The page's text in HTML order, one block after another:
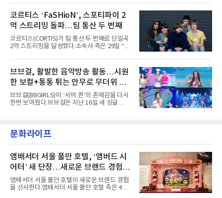
정적인 실력을 입증했고, 올해 '2026 어썸뮤직
페스티벌', '뷰티풀 민트 라이프 2026', '2026
heart(와일드 하트)’라는 제목이 붙은 콘셉트 포
토에는 멤버들의 본능적이고 야성적인 면모가
강렬하게 담겼다. 짙은 아이섀도와 푸른빛·금빛·
붉은빛의 컬러 렌즈가 비현실적인 분위기를 자
아내고, 여러 원색이 불규칙하게 뒤섞인 멀티컬
러 헤어와 과감한 블루·블랙 립 메이크업이 낯설
고도 매혹적인 비주얼을 완성했다.스타일링 역
엣을 거침없이 결합했다. 멤버들은 각기 다른 개
성을 살린 스타일링을 선
코르티스 ‘FaSHioN’, 스포티파이 2
억 스트리밍 돌파…팀 통산 두 번째
코르티스(CORTIS)가 팀 통산 두 번째로 단일곡
2억 스트리밍을 달성했다.소속사 측은 29일 “코
벌 오디오·음원 스트리밍 플랫폼 스포티파이에
서 27일 자로 누적 재생 수 2억 회를 돌파했
다”고 밝혔다.곡이 발표된 지 약 10개월 만이다.
팀의 첫 번째 2억 스트리밍 곡은 동일 음반에 수
록된 ‘GO!’다. 이 노래는 공개 약 9개월 만인 지
난달 26일 자에 2억 고지를 밟았다. 이는 최근 5
년 내 데뷔한 보이그룹의 곡 중 최단기 2억 달성
했다. “내 티, 5 bucks 바지는, 만원” 등 멤버들
의 라이프 스타일
브브걸, 활발한 음악방송 활동…시원
한 보컬+통통 튀는 안무로 무더위 사
냥
브브걸(BBGIRLS)이 ‘서머 퀸’의 존재감을 다시
한번 보여줬다.브브걸은 지난 16일 새 싱글
MBC '쇼! 음악중심', SBS '인기가요' 등 주요 음
악방송 무대에 올라 화려한 퍼포먼스를 펼쳤다.
력을 앞세워 매 무대 색다른 볼거리를 선사했다.
특히 화사한 파스텔 톤의 비치웨어부터 청량한
마린룩, 햇살 아래 반짝이는 물결을 연상시키는
스커트, 강렬한 붉은 계열의 스타일링까지 각기
다른 매력을 선보였다. 브브걸은 다채로운 여름
패션을 완벽하게 소화하며 보
문화라이프
앰배서더 서울 풀만 호텔, ‘앰버드 시
어터’ 새 단장…새로운 브랜드 경험 선
사
앰배서더 서울 풀만 호텔이 새로운 브랜드 경험
을 선사한다.앰배서더 서울 풀만 호텔 측은 4일